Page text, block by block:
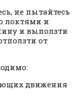
не пытайтесь
локтями и
и выползти
от
движения